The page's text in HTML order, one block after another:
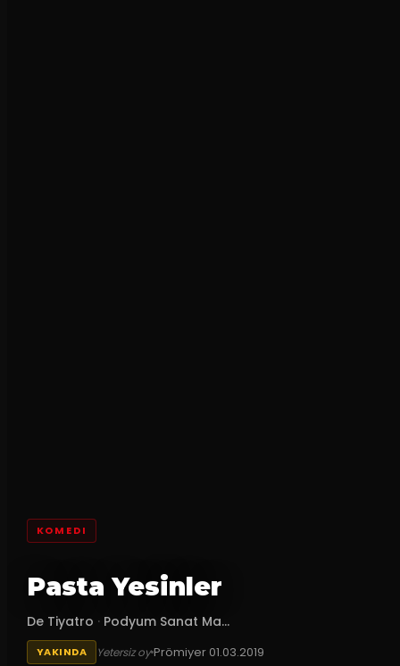
KOMEDI
Pasta Yesinler
De Tiyatro · Podyum Sanat Ma...
YAKINDA Yetersiz oyPrömiyer 01.03.2019